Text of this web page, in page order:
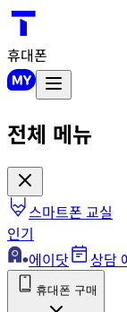
휴대폰
전체 메뉴
스마트폰 교실
인기
에이닷
상담
휴대폰 구매